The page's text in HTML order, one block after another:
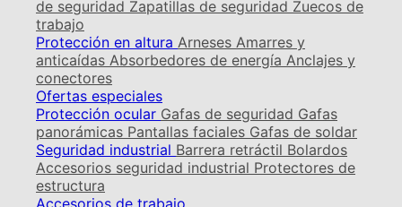
de seguridad Zapatillas de seguridad Zuecos de
trabajo
Protección en altura Arneses Amarres y
anticaídas Absorbedores de energía Anclajes y
conectores
Ofertas especiales
Protección ocular Gafas de seguridad Gafas
panorámicas Pantallas faciales Gafas de soldar
Seguridad industrial Barrera retráctil Bolardos
Accesorios seguridad industrial Protectores de
estructura
Accesorios de trabajo